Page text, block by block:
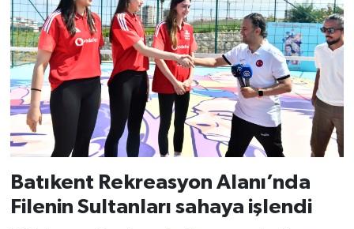
Batıkent Rekreasyon Alanı’nda
Filenin Sultanları sahaya işlendi